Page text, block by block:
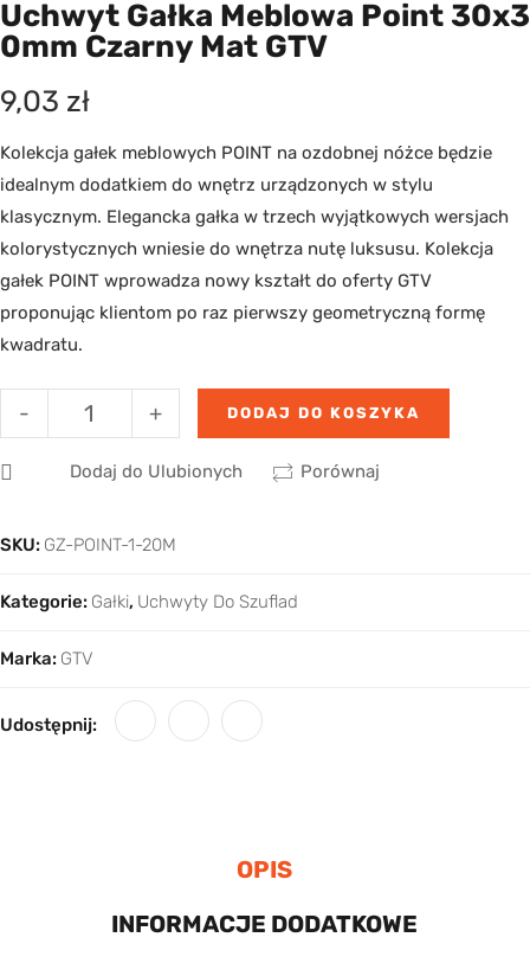
Uchwyt Gałka Meblowa Point 30x3
0mm Czarny Mat GTV
9,03 zł
Kolekcja gałek meblowych POINT na ozdobnej nóżce będzie
idealnym dodatkiem do wnętrz urządzonych w stylu
klasycznym. Elegancka gałka w trzech wyjątkowych wersjach
kolorystycznych wniesie do wnętrza nutę luksusu. Kolekcja
gałek POINT wprowadza nowy kształt do oferty GTV
proponując klientom po raz pierwszy geometryczną formę
kwadratu.
+
- DODAJ DO KOSZYKA
Dodaj do Ulubionych Porównaj
SKU: GZ-POINT-1-20M
Kategorie: Gałki, Uchwyty Do Szuflad
Marka: GTV
Udostępnij:
OPIS
INFORMACJE DODATKOWE